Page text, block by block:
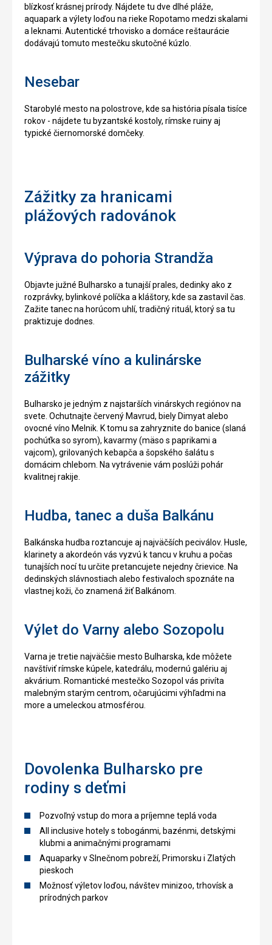
blízkosť krásnej prírody. Nájdete tu dve dlhé pláže,
aquapark a výlety loďou na rieke Ropotamo medzi skalami
a leknami. Autentické trhovisko a domáce reštaurácie
dodávajú tomuto mestečku skutočné kúzlo.
Nesebar
Starobylé mesto na polostrove, kde sa história písala tisíce
rokov - nájdete tu byzantské kostoly, rímske ruiny aj
typické čiernomorské domčeky.
Zážitky za hranicami
plážových radovánok
Výprava do pohoria Strandža
Objavte južné Bulharsko a tunajší prales, dedinky ako z
rozprávky, bylinkové políčka a kláštory, kde sa zastavil čas.
Zažite tanec na horúcom uhlí, tradičný rituál, ktorý sa tu
praktizuje dodnes.
Bulharské víno a kulinárske
zážitky
Bulharsko je jedným z najstarších vinárskych regiónov na
svete. Ochutnajte červený Mavrud, biely Dimyat alebo
ovocné víno Melnik. K tomu sa zahryznite do banice (slaná
pochúťka so syrom), kavarmy (mäso s paprikami a
vajcom), grilovaných kebapča a šopského šalátu s
domácim chlebom. Na vytrávenie vám poslúži pohár
kvalitnej rakije.
Hudba, tanec a duša Balkánu
Balkánska hudba roztancuje aj najväčších peciválov. Husle,
klarinety a akordeón vás vyzvú k tancu v kruhu a počas
tunajších nocí tu určite pretancujete nejedny črievice. Na
dedinských slávnostiach alebo festivaloch spoznáte na
vlastnej koži, čo znamená žiť Balkánom.
Výlet do Varny alebo Sozopolu
Varna je tretie najväčšie mesto Bulharska, kde môžete
navštíviť rímske kúpele, katedrálu, modernú galériu aj
akvárium. Romantické mestečko Sozopol vás privíta
malebným starým centrom, očarujúcimi výhľadmi na
more a umeleckou atmosférou.
Dovolenka Bulharsko pre
rodiny s deťmi
Pozvoľný vstup do mora a príjemne teplá voda
All inclusive hotely s tobogánmi, bazénmi, detskými
klubmi a animačnými programami
Aquaparky v Slnečnom pobreží, Primorsku i Zlatých
pieskoch
Možnosť výletov loďou, návštev minizoo, trhovísk a
prírodných parkov